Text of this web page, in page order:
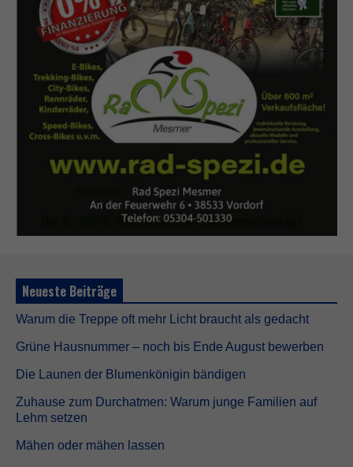
Neueste Beiträge
Warum die Treppe oft mehr Licht braucht als gedacht
Grüne Hausnummer – noch bis Ende August bewerben
Die Launen der Blumenkönigin bändigen
Zuhause zum Durchatmen: Warum junge Familien auf
Lehm setzen
Mähen oder mähen lassen